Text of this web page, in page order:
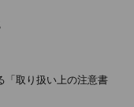
「取り扱い上の注意書